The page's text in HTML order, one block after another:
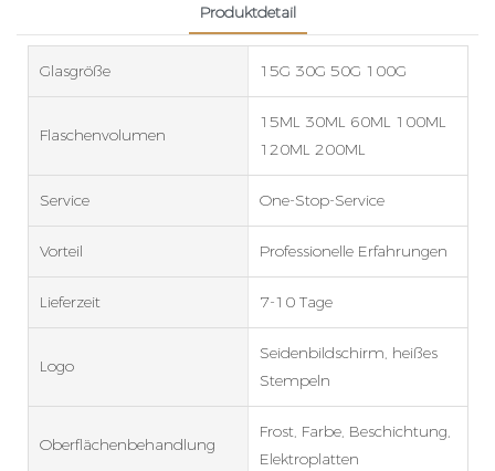
Produktdetail
Glasgröße 15G 30G 50G 100G
Flaschenvolumen
15ML 30ML 60ML 100ML
120ML 200ML
Service One-Stop-Service
Vorteil Professionelle Erfahrungen
Lieferzeit 7-10 Tage
Logo
Seidenbildschirm, heißes
Stempeln
Oberflächenbehandlung
Frost, Farbe, Beschichtung,
Elektroplatten